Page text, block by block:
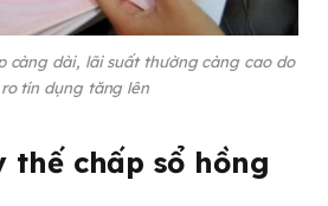
càng dài, lãi suất thường càng cao do
tín dụng tăng lên
thế chấp sổ hồng